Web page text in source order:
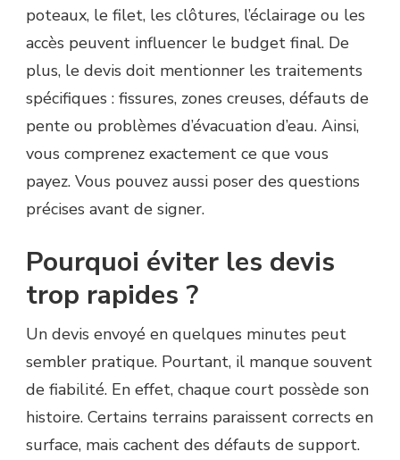
poteaux, le filet, les clôtures, l’éclairage ou les
accès peuvent influencer le budget final. De
plus, le devis doit mentionner les traitements
spécifiques : fissures, zones creuses, défauts de
pente ou problèmes d’évacuation d’eau. Ainsi,
vous comprenez exactement ce que vous
payez. Vous pouvez aussi poser des questions
précises avant de signer.
Pourquoi éviter les devis
trop rapides ?
Un devis envoyé en quelques minutes peut
sembler pratique. Pourtant, il manque souvent
de fiabilité. En effet, chaque court possède son
histoire. Certains terrains paraissent corrects en
surface, mais cachent des défauts de support.